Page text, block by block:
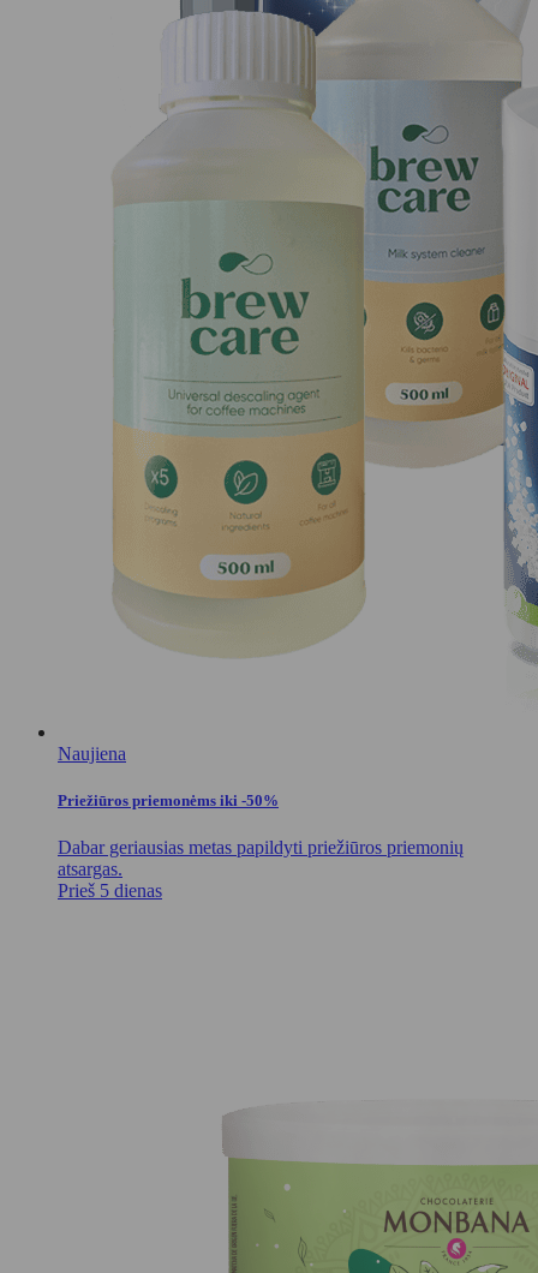
Naujiena
Priežiūros priemonėms iki -50%
Dabar geriausias metas papildyti priežiūros priemonių
atsargas.
Prieš 5 dienas